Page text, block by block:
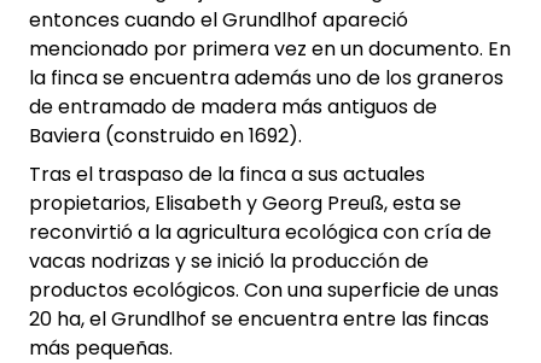
entonces cuando el Grundlhof apareció
mencionado por primera vez en un documento. En
la finca se encuentra además uno de los graneros
de entramado de madera más antiguos de
Baviera (construido en 1692).
Tras el traspaso de la finca a sus actuales
propietarios, Elisabeth y Georg Preuß, esta se
reconvirtió a la agricultura ecológica con cría de
vacas nodrizas y se inició la producción de
productos ecológicos. Con una superficie de unas
20 ha, el Grundlhof se encuentra entre las fincas
más pequeñas.